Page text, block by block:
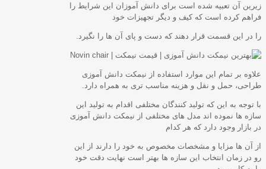
زیرین آن تعبیه شده است برای دانش آموزان این شرایط را
فراهم کرده است که کیف و دیگر تجهیزات خود
را در این قسمت قرار دهند که دست و پای آن ها را نگیرد.
علاوه بر تمام این موارد استفاده از نیمکت دانش آموزی
طراحی، حمل و نقل و هزینه مناسب تری به همراه دارد.
با توجه به این که تولید کنندگان مختلفی اقدام به تولید این
سازه ها نموده اند مدل های مختلفی از نیمکت دانش آموزی
در بازار وجود دارد که هر کدام
از آن ها مزایا و مشخصات مخصوص به خود را دارند از این
رو در زمان انتخاب این سازه ها بهتر است نهایت دقت خود